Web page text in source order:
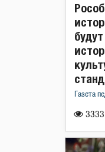
3333
Газета